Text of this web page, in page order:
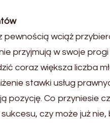
pewnością wciąż
przyjmują w swoje
coraz większa liczba
stawki usług
pozycję. Co przyniesie
czy może już